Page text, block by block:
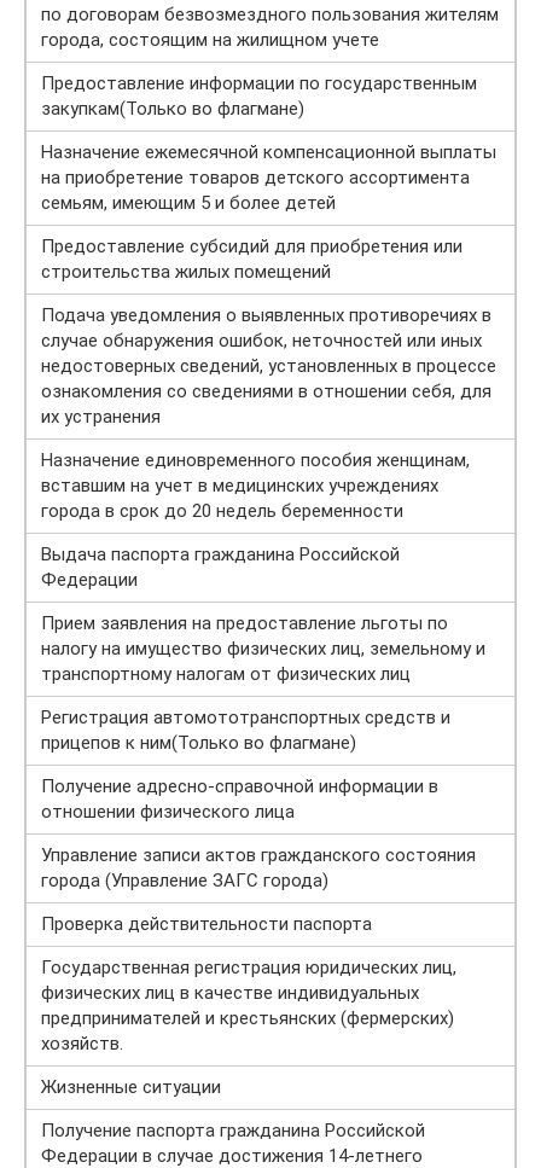
по договорам безвозмездного пользования жителям
города, состоящим на жилищном учете
Предоставление информации по государственным
закупкам(Только во флагмане)
Назначение ежемесячной компенсационной выплаты
на приобретение товаров детского ассортимента
семьям, имеющим 5 и более детей
Предоставление субсидий для приобретения или
строительства жилых помещений
Подача уведомления о выявленных противоречиях в
случае обнаружения ошибок, неточностей или иных
недостоверных сведений, установленных в процессе
ознакомления со сведениями в отношении себя, для
их устранения
Назначение единовременного пособия женщинам,
вставшим на учет в медицинских учреждениях
города в срок до 20 недель беременности
Выдача паспорта гражданина Российской
Федерации
Прием заявления на предоставление льготы по
налогу на имущество физических лиц, земельному и
транспортному налогам от физических лиц
Регистрация автомототранспортных средств и
прицепов к ним(Только во флагмане)
Получение адресно-справочной информации в
отношении физического лица
Управление записи актов гражданского состояния
города (Управление ЗАГС города)
Проверка действительности паспорта
Государственная регистрация юридических лиц,
физических лиц в качестве индивидуальных
предпринимателей и крестьянских (фермерских)
хозяйств.
Жизненные ситуации
Получение паспорта гражданина Российской
Федерации в случае достижения 14-летнего